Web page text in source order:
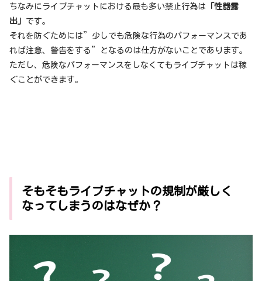
ちなみにライブチャットにおける最も多い禁止行為は 「性器露
出」 です。
それを防ぐためには”少しでも危険な行為のパフォーマンスであ
れば注意、警告をする”となるのは仕方がないことであります。
ただし、危険なパフォーマンスをしなくてもライブチャットは稼
ぐことができます。
そもそもライブチャットの規制が厳しく
なってしまうのはなぜか？